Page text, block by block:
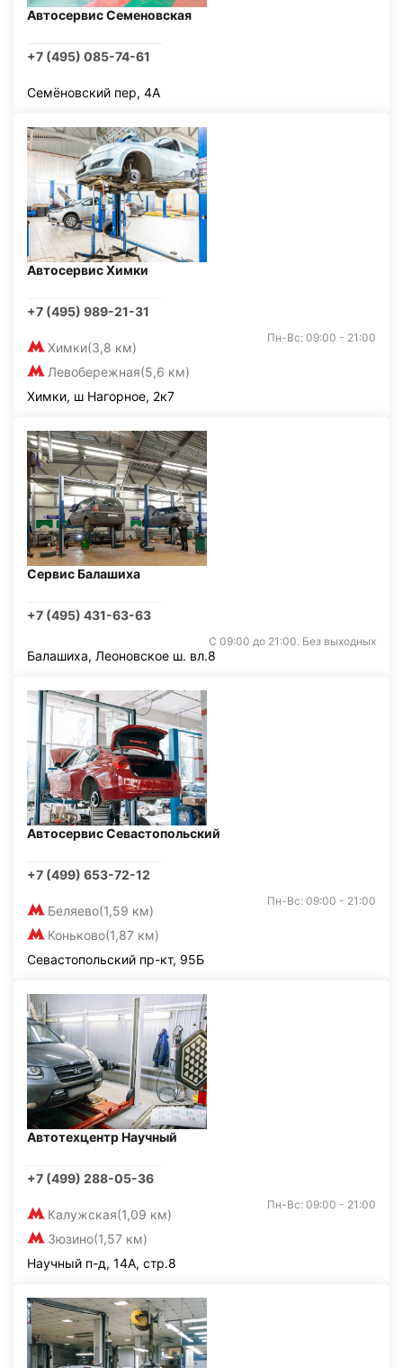
Автосервис Семеновская
+7 (495) 085-74-61
Семёновский пер, 4А
Автосервис Химки
+7 (495) 989-21-31
Химки(3,8 км)
Левобережная(5,6 км)
Пн-Вс: 09:00 - 21:00
Химки, ш Нагорное, 2к7
Сервис Балашиха
+7 (495) 431-63-63
С 09:00 до 21:00. Без выходных
Балашиха, Леоновское ш. вл.8
Автосервис Севастопольский
+7 (499) 653-72-12
Беляево(1,59 км)
Коньково(1,87 км)
Пн-Вс: 09:00 - 21:00
Севастопольский пр-кт, 95Б
Автотехцентр Научный
+7 (499) 288-05-36
Калужская(1,09 км)
Зюзино(1,57 км)
Пн-Вс: 09:00 - 21:00
Научный п-д, 14А, стр.8